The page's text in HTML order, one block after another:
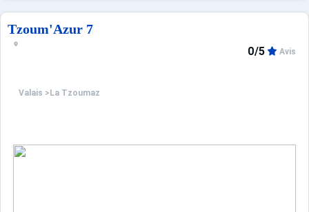
Tzoum'Azur 7
Valais > La Tzoumaz
0/5 Avis